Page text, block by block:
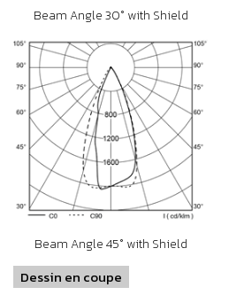
Beam Angle 30° with Shield
Beam Angle 45° with Shield
Dessin en coupe